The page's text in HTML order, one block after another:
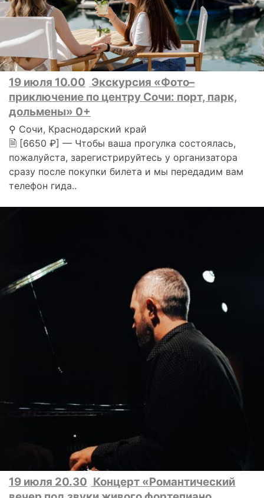
19 июля 10.00 Экскурсия «Фото–
приключение по центру Сочи: порт, парк,
дольмены» 0+
⚲ Сочи, Краснодарский край
🗎 [6650 ₽] — Чтобы ваша прогулка состоялась,
пожалуйста, зарегистрируйтесь у организатора
сразу после покупки билета и мы передадим вам
телефон гида..
19 июля 20.30 Концерт «Романтический